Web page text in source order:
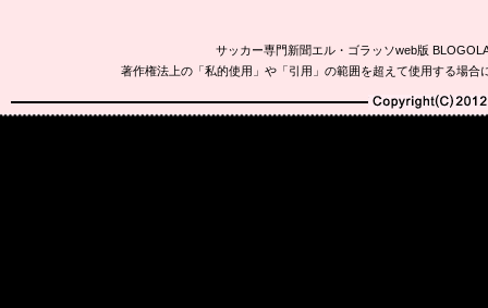
サッカー専門新聞エル・ゴラッソweb版
著作権法上の「私的使用」や「引用」の範囲を超えて使用する場
Copyright(C)2010-